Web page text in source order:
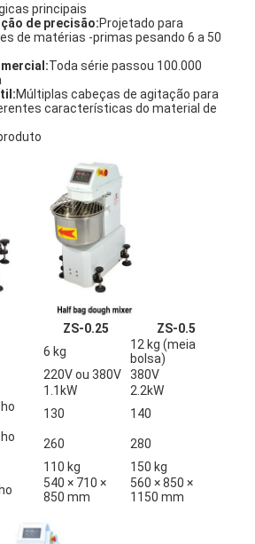
principais
de precisão:Projetado para
de matérias -primas pesando 6 a 50
Toda série passou 100.000
Múltiplas cabeças de agitação para
características do material de
ZS-0.25
ZS-0.5
6 kg
12 kg (meia
bolsa)
220V ou 380V
380V
1.1kW
2.2kW
130
140
260
280
110 kg
150 kg
540 × 710 ×
850 mm
560 × 850 ×
1150 mm